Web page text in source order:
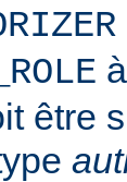
être